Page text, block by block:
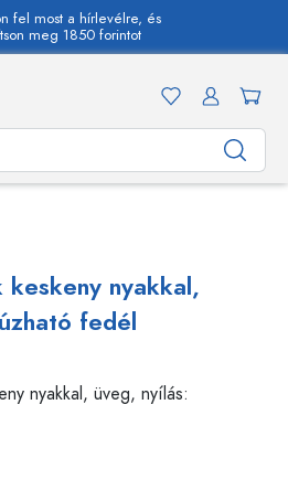
fel most a hírlevélre, és
meg 1850 forintot
nyakkal,
fedél